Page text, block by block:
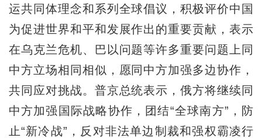
运共同体理念和系列全球倡议，积极评价中国
为促进世界和平和发展作出的重要贡献，表示
在乌克兰危机、巴以问题等许多重要问题上同
中方立场相同相似，愿同中方加强多边协作，
共同应对挑战。普京总统表示，俄方将继续同
中方加强国际战略协作，团结“全球南方”，防
止“新冷战”，反对非法单边制裁和强权霸凌行